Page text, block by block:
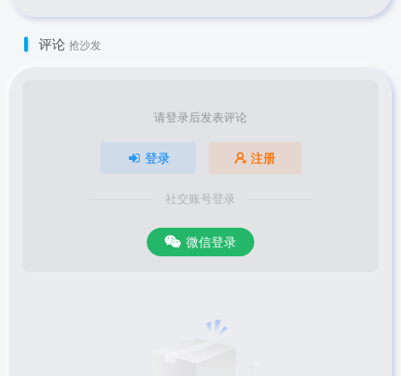
评论 抢沙发
请登录后发表评论
登录 注册
社交账号登录
微信登录